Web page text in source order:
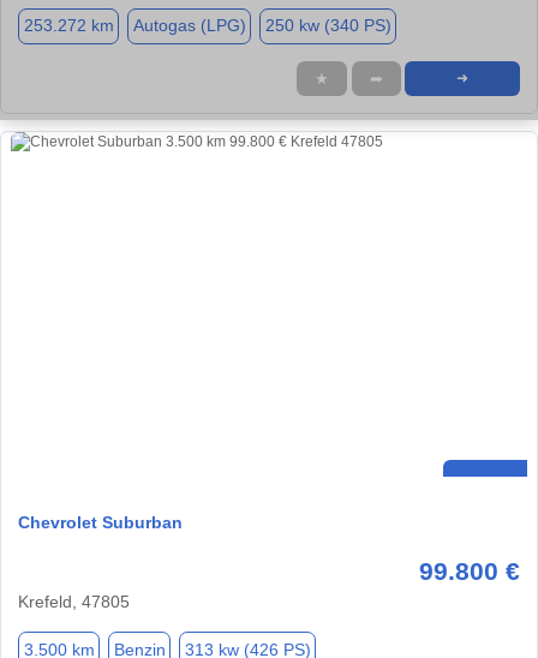
253.272 km Autogas (LPG) 250 kw (340 PS)
★ ➦ ➜
Chevrolet Suburban
99.800 €
Krefeld, 47805
3.500 km Benzin 313 kw (426 PS)